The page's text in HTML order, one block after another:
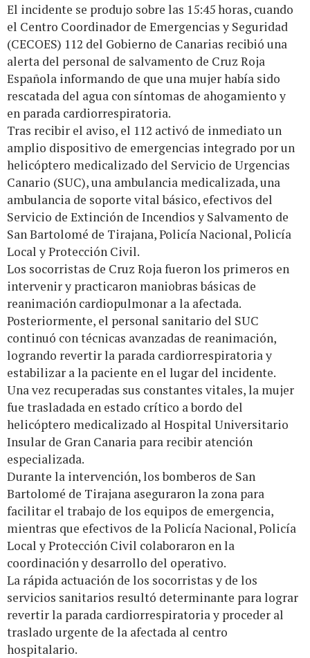
El incidente se produjo sobre las 15:45 horas, cuando
el Centro Coordinador de Emergencias y Seguridad
(CECOES) 112 del Gobierno de Canarias recibió una
alerta del personal de salvamento de Cruz Roja
Española informando de que una mujer había sido
rescatada del agua con síntomas de ahogamiento y
en parada cardiorrespiratoria.
Tras recibir el aviso, el 112 activó de inmediato un
amplio dispositivo de emergencias integrado por un
helicóptero medicalizado del Servicio de Urgencias
Canario (SUC), una ambulancia medicalizada, una
ambulancia de soporte vital básico, efectivos del
Servicio de Extinción de Incendios y Salvamento de
San Bartolomé de Tirajana, Policía Nacional, Policía
Local y Protección Civil.
Los socorristas de Cruz Roja fueron los primeros en
intervenir y practicaron maniobras básicas de
reanimación cardiopulmonar a la afectada.
Posteriormente, el personal sanitario del SUC
continuó con técnicas avanzadas de reanimación,
logrando revertir la parada cardiorrespiratoria y
estabilizar a la paciente en el lugar del incidente.
Una vez recuperadas sus constantes vitales, la mujer
fue trasladada en estado crítico a bordo del
helicóptero medicalizado al Hospital Universitario
Insular de Gran Canaria para recibir atención
especializada.
Durante la intervención, los bomberos de San
Bartolomé de Tirajana aseguraron la zona para
facilitar el trabajo de los equipos de emergencia,
mientras que efectivos de la Policía Nacional, Policía
Local y Protección Civil colaboraron en la
coordinación y desarrollo del operativo.
La rápida actuación de los socorristas y de los
servicios sanitarios resultó determinante para lograr
revertir la parada cardiorrespiratoria y proceder al
traslado urgente de la afectada al centro
hospitalario.